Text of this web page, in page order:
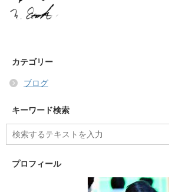
カテゴリー
ブログ
キーワード検索
プロフィール